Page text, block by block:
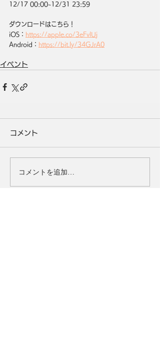
12/17 00:00~12/31 23:59
ダウンロードはこちら！
iOS： https://apple.co/3eFvlUj
Android： https://bit.ly/34GJrA0
イベント
コメント
コメントを追加…